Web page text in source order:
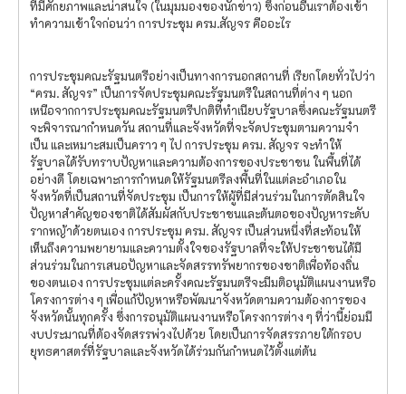
ที่มีศักยภาพและน่าสนใจ (ในมุมมองของนักข่าว) ซึ่งก่อนอื่นเราต้องเข้า
ทำความเข้าใจก่อนว่า การประชุม ครม.สัญจร คืออะไร
การประชุมคณะรัฐมนตรีอย่างเป็นทางการนอกสถานที่ เรียกโดยทั่วไปว่า
“ครม. สัญจร” เป็นการจัดประชุมคณะรัฐมนตรีในสถานที่ต่าง ๆ นอก
เหนือจากการประชุมคณะรัฐมนตรีปกติที่ทําเนียบรัฐบาลซึ่งคณะรัฐมนตรี
จะพิจารณากําหนดวัน สถานที่และจังหวัดที่จะจัดประชุมตามความจํา
เป็น และเหมาะสมเป็นคราว ๆ ไป การประชุม ครม. สัญจร จะทําให้
รัฐบาลได้รับทราบปัญหาและความต้องการของประชาชน ในพื้นที่ได้
อย่างดี โดยเฉพาะการกําหนดให้รัฐมนตรีลงพื้นที่ในแต่ละอําเภอใน
จังหวัดที่เป็นสถานที่จัดประชุม เป็นการให้ผู้ที่มีส่วนร่วมในการตัดสินใจ
ปัญหาสําคัญของชาติได้สัมผัสกับประชาชนและต้นตอของปัญหาระดับ
รากหญ้าด้วยตนเอง การประชุม ครม. สัญจร เป็นส่วนหนึ่งที่สะท้อนให้
เห็นถึงความพยายามและความตั้งใจของรัฐบาลที่จะให้ประชาชนได้มี
ส่วนร่วมในการเสนอปัญหาและจัดสรรทรัพยากรของชาติเพื่อท้องถิ่น
ของตนเอง การประชุมแต่ละครั้งคณะรัฐมนตรีจะมีมติอนุมัติแผนงานหรือ
โครงการต่าง ๆ เพื่อแก้ปัญหาหรือพัฒนาจังหวัดตามความต้องการของ
จังหวัดนั้นทุกครั้ง ซึ่งการอนุมัติแผนงานหรือโครงการต่าง ๆ ที่ว่านี้ย่อมมี
งบประมาณที่ต้องจัดสรรพ่วงไปด้วย โดยเป็นการจัดสรรภายใต้กรอบ
ยุทธศาสตร์ที่รัฐบาลและจังหวัดได้ร่วมกันกําหนดไว้ตั้งแต่ต้น